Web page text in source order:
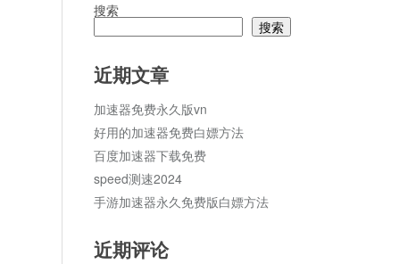
搜索
搜索
近期文章
加速器免费永久版vn
好用的加速器免费白嫖方法
百度加速器下载免费
speed测速2024
手游加速器永久免费版白嫖方法
近期评论